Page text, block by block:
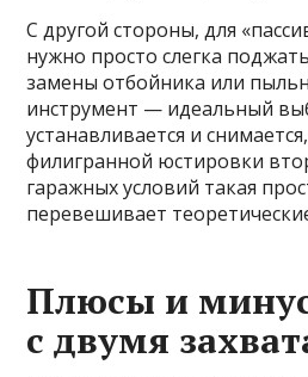
С другой стороны, для
нужно просто слегка
замены отбойника или
инструмент — идеальный
устанавливается и
филигранной юстировки
гаражных условий такая
перевешивает
Плюсы и
с двумя